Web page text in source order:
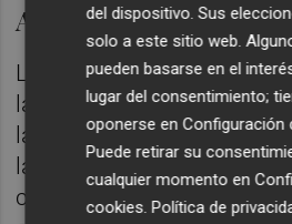
A la cola de España
La situación de la
las inversiones que ha
la última legislatura aún
lamentable si se compara
comunidades, ya que la
del dispositivo. Sus
solo a este sitio web.
pueden basarse en el
lugar del consentimiento;
oponerse enConfiguración
Puede retirar su
cualquier momento en
cookies .Política de